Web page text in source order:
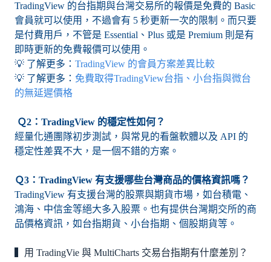
TradingView 的台指期與台灣交易所的報價是免費的 Basic
會員就可以使用，不過會有 5 秒更新一次的限制。而只要
是付費用戶，不管是 Essential、Plus 或是 Premium 則是有
即時更新的免費報價可以使用。
💡 了解更多： TradingView 的會員方案差異比較
💡 了解更多： 免費取得TradingView台指、小台指與微台
的無延遲價格
Ｑ2：TradingView 的穩定性如何？
經量化通團隊初步測試，與常見的看盤軟體以及 API 的
穩定性差異不大，是一個不錯的方案。
Ｑ3：TradingView 有支援哪些台灣商品的價格資訊嗎？
TradingView 有支援台灣的股票與期貨市場，如台積電、
鴻海、中信金等絕大多入股票。也有提供台灣期交所的商
品價格資訊，如台指期貨、小台指期、個股期貨等。
▍用 TradingVie 與 MultiCharts 交易台指期有什麼差別？